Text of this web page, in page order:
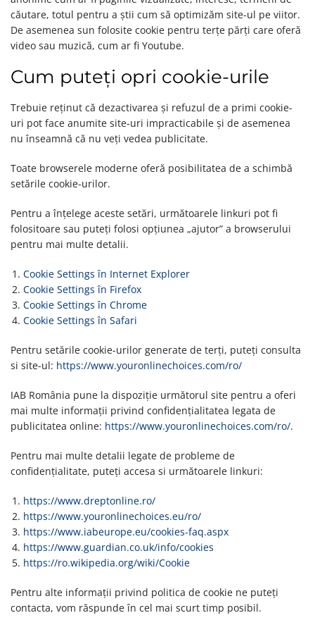
căutare, totul pentru a știi cum să optimizăm site-ul pe viitor.
De asemenea sun folosite cookie pentru terțe părți care oferă
video sau muzică, cum ar fi Youtube.
Cum puteți opri cookie-urile
Trebuie reținut că dezactivarea și refuzul de a primi cookie-
uri pot face anumite site-uri impracticabile și de asemenea
nu înseamnă că nu veți vedea publicitate.
Toate browserele moderne oferă posibilitatea de a schimbă
setările cookie-urilor.
Pentru a înțelege aceste setări, următoarele linkuri pot fi
folositoare sau puteți folosi opțiunea „ajutor” a browserului
pentru mai multe detalii.
Cookie Settings în Internet Explorer
Cookie Settings în Firefox
Cookie Settings în Chrome
Cookie Settings în Safari
Pentru setările cookie-urilor generate de terți, puteți consulta
si site-ul: https://www.youronlinechoices.com/ro/
IAB România pune la dispoziție următorul site pentru a oferi
mai multe informații privind confidențialitatea legata de
publicitatea online: https://www.youronlinechoices.com/ro/.
Pentru mai multe detalii legate de probleme de
confidențialitate, puteți accesa si următoarele linkuri:
https://www.dreptonline.ro/
https://www.youronlinechoices.eu/ro/
https://www.iabeurope.eu/cookies-faq.aspx
https://www.guardian.co.uk/info/cookies
https://ro.wikipedia.org/wiki/Cookie
Pentru alte informații privind politica de cookie ne puteți
contacta, vom răspunde în cel mai scurt timp posibil.